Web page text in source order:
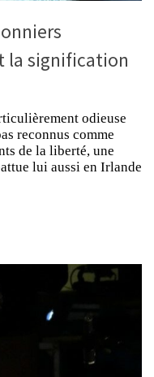
la signification
odieuse
reconnus comme
de la liberté, une
lui aussi en Irlande